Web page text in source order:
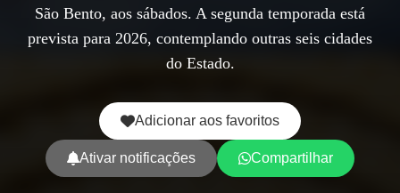
São Bento, aos sábados. A segunda temporada está
prevista para 2026, contemplando outras seis cidades
do Estado.
Adicionar aos favoritos
Ativar notificações Compartilhar